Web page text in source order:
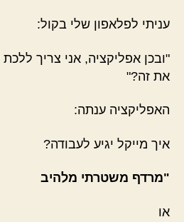
עניתי לפלאפון שלי בקול:
"ובכן אפליקציה, אני צריך
את זה?"
האפליקציה ענתה:
איך מייקל יגיע לעבודה?
"מרדף משטרתי מלהיב
או